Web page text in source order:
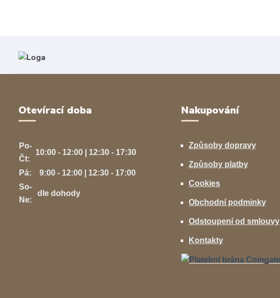
Otevírací doba
Po-
Čt:
10:00 - 12:00 | 12:30 - 17:30
Pá:
9:00 - 12:00 | 12:30 - 17:00
So-
Ne:
dle dohody
Nakupování
Způsoby dopravy
Způsoby platby
Cookies
Obchodní podminky
Odstoupení od smlouvy
Kontakty